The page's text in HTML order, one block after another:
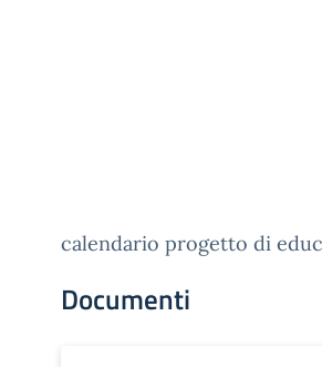
calendario progetto di
Documenti